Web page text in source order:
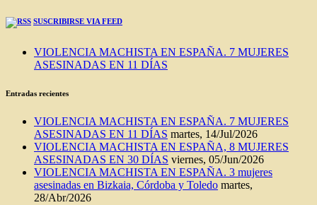
SUSCRIBIRSE VIA FEED
VIOLENCIA MACHISTA EN ESPAÑA. 7 MUJERES
ASESINADAS EN 11 DÍAS
Entradas recientes
VIOLENCIA MACHISTA EN ESPAÑA. 7 MUJERES
ASESINADAS EN 11 DÍAS martes, 14/Jul/2026
VIOLENCIA MACHISTA EN ESPAÑA, 8 MUJERES
ASESINADAS EN 30 DÍAS viernes, 05/Jun/2026
VIOLENCIA MACHISTA EN ESPAÑA. 3 mujeres
asesinadas en Bizkaia, Córdoba y Toledo martes,
28/Abr/2026